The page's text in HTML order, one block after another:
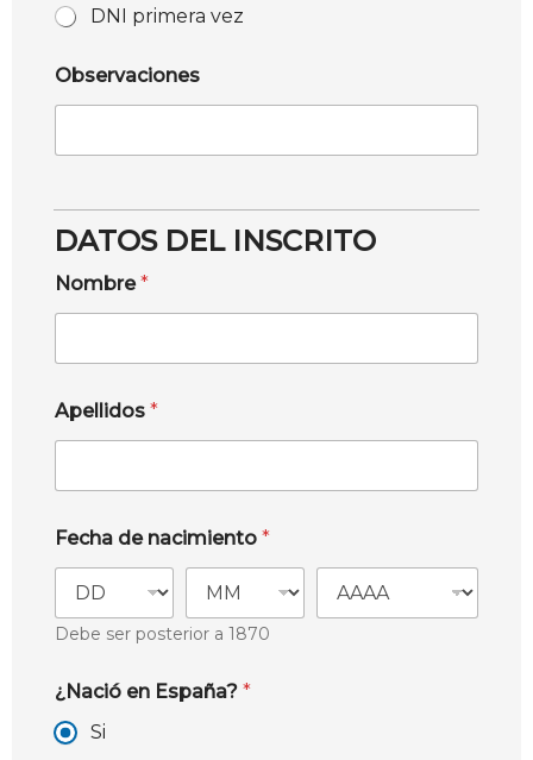
DNI primera vez
Observaciones
DATOS DEL INSCRITO
Nombre*
Apellidos *
Fecha de nacimiento *
Debe ser posterior a 1870
¿Nació en España? *
Si